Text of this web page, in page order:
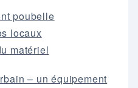
poubelle
locaux
matériel
– un équipement